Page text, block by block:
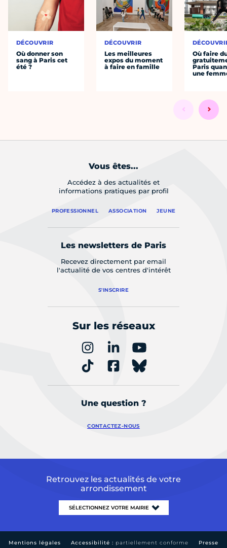
DÉCOUVRIR
Où donner son
sang à Paris cet
été ?
DÉCOUVRIR
Les meilleures
expos du moment
à faire en famille
Où faire
Paris
une
Vous êtes...
Accédez à des actualités et
informations pratiques par profil
PROFESSIONNEL ASSOCIATION JEUNE
Les newsletters de Paris
Recevez directement par email
l'actualité de vos centres d'intérêt
S'INSCRIRE
Sur les réseaux
Une question ?
CONTACTEZ-NOUS
Retrouvez les actualités de votre
arrondissement
Mentions légales Accessibilité : partiellement conforme Presse